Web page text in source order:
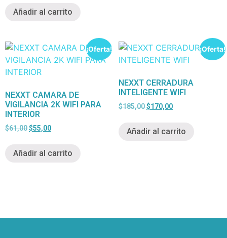
Añadir al carrito
¡Oferta!
NEXXT CAMARA DE
VIGILANCIA 2K WIFI PARA
INTERIOR
$61,00$55,00
Añadir al carrito
¡Oferta!
NEXXT CERRADURA
INTELIGENTE WIFI
$185,00$170,00
Añadir al carrito